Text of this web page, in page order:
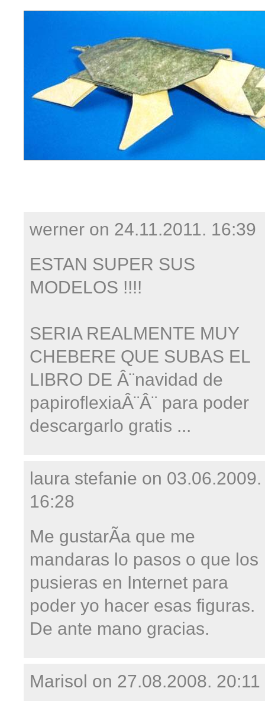
werner on 24.11.2011. 16:39
ESTAN SUPER SUS
MODELOS !!!!
SERIA REALMENTE MUY
CHEBERE QUE SUBAS EL
LIBRO DE Â¨navidad de
papiroflexiaÂ¨Â¨ para poder
descargarlo gratis ...
laura stefanie on 03.06.2009.
16:28
Me gustarÃ­a que me
mandaras lo pasos o que los
pusieras en Internet para
poder yo hacer esas figuras.
De ante mano gracias.
Marisol on 27.08.2008. 20:11